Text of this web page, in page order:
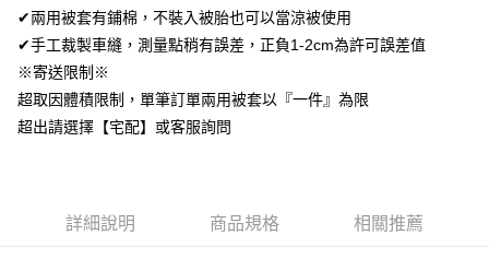
AFTEE先享後付是「在收到商品之後才付款」的支付方式。 讓您購物簡單
便利好安心！
１．簡單：不需註冊會員、不需綁卡、不需儲值。
２．便利：只要手機號碼，簡訊認證，即可結帳。
３．安心：先確認商品／服務後，再付款。
３．收到繳費通知簡訊後14天內，點擊此簡訊中的連結，可透過四大超商／
ATM付款
運送方式
全家取貨付款
免運費
✔兩用被套有鋪棉，不裝入被胎也可以當涼被使用
✔手工裁製車縫，測量點稍有誤差，正負1-2cm為許可誤差值
※寄送限制※
超取因體積限制，單筆訂單兩用被套以『一件』為限
超出請選擇【宅配】或客服詢問
詳細說明 商品規格 相關推薦